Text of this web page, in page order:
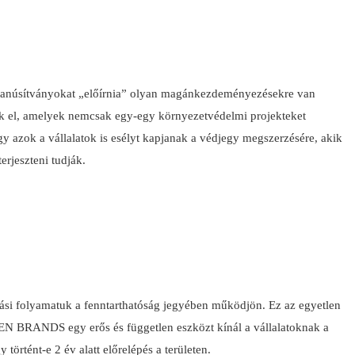
„előírnia” olyan magánkezdeményezésekre van
amelyek nemcsak egy-egy környezetvédelmi projekteket
azok a vállalatok is esélyt kapjanak a védjegy megszerzésére, akik
tudják.
folyamatuk a fenntarthatóság jegyében működjön. Ez az egyetlen
BRANDS egy erős és független eszközt kínál a vállalatoknak a
e 2 év alatt előrelépés a területen.